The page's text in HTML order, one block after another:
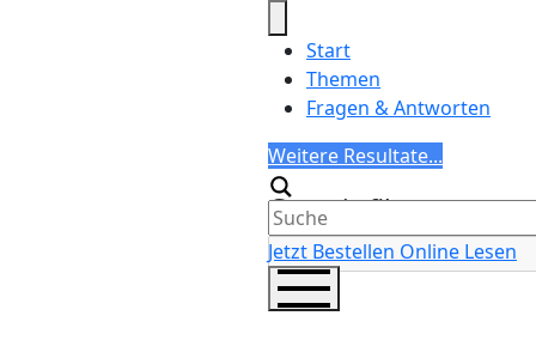
Start
Themen
Fragen & Antworten
Search
Weitere Resultate...
Generic filters
Jetzt Bestellen Online Lesen